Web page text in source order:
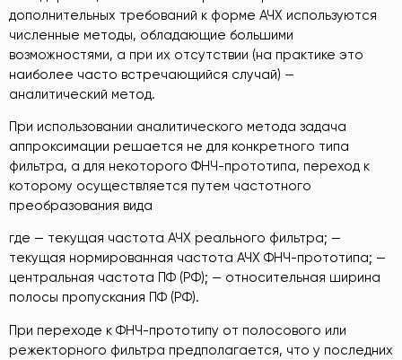
дополнительных требований к форме АЧХ используются
численные методы, обладающие большими
возможностями, а при их отсутствии (на практике это
наиболее часто встречающийся случай) —
аналитический метод.
При использовании аналитического метода задача
аппроксимации решается не для конкретного типа
фильтра, а для некоторого ФНЧ-прототипа, переход к
которому осуществляется путем частотного
преобразования вида
где — текущая частота АЧХ реального фильтра; —
текущая нормированная частота АЧХ ФНЧ-прототипа; —
центральная частота ПФ (РФ); — относительная ширина
полосы пропускания ПФ (РФ).
При переходе к ФНЧ-прототипу от полосового или
режекторного фильтра предполагается, что у последних